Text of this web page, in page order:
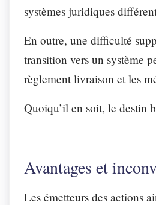
systèmes juridiques
En outre, une difficulté
transition vers un système
règlement livraison et les
Quoiqu’il en soit, le destin
Avantages et
Les émetteurs des actions